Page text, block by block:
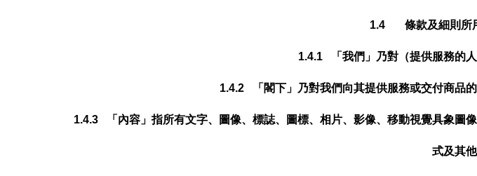
1.4 條款及細則所
1.4.1 「我們」乃對（提供服務的
1.4.2 「閣下」乃對我們向其提供服務或交付商品
1.4.3 「內容」指所有文字、圖像、標誌、圖標、相片、影像、移動視覺具象圖
式及其他